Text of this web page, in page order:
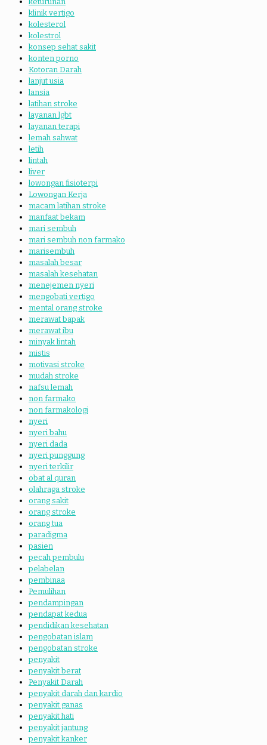
klinik vertigo
kolesterol
kolestrol
konsep sehat sakit
konten porno
Kotoran Darah
lanjut usia
lansia
latihan stroke
layanan lgbt
layanan terapi
lemah sahwat
letih
lintah
liver
lowongan fisioterpi
Lowongan Kerja
macam latihan stroke
manfaat bekam
mari sembuh
mari sembuh non farmako
marisembuh
masalah besar
masalah kesehatan
menejemen nyeri
mengobati vertigo
mental orang stroke
merawat bapak
merawat ibu
minyak lintah
mistis
motivasi stroke
mudah stroke
nafsu lemah
non farmako
non farmakologi
nyeri
nyeri bahu
nyeri dada
nyeri punggung
nyeri terkilir
obat al quran
olahraga stroke
orang sakit
orang stroke
orang tua
paradigma
pasien
pecah pembulu
pelabelan
pembinaa
Pemulihan
pendampingan
pendapat kedua
pendidikan kesehatan
pengobatan islam
pengobatan stroke
penyakit
penyakit berat
Penyakit Darah
penyakit darah dan kardio
penyakit ganas
penyakit hati
penyakit jantung
penyakit kanker